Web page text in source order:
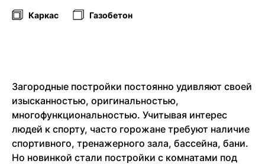
Каркас Газобетон
Загородные постройки постоянно удивляют своей
изысканностью, оригинальностью,
многофункциональностью. Учитывая интерес
людей к спорту, часто горожане требуют наличие
спортивного, тренажерного зала, бассейна, бани.
Но новинкой стали постройки с комнатами под